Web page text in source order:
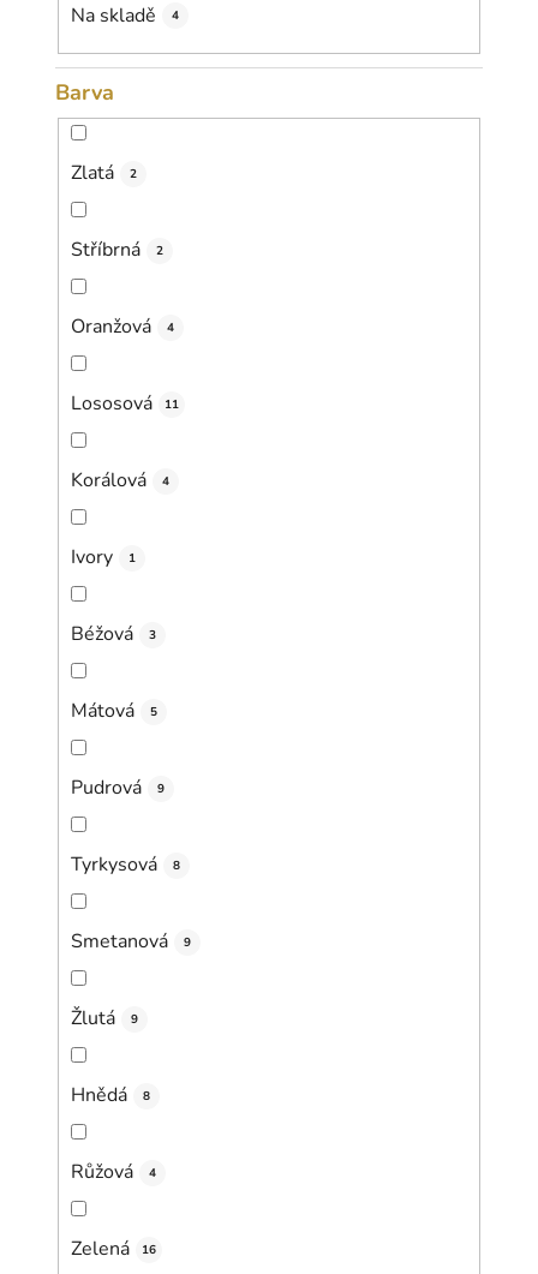
ů
Na skladě 4
Barva
Zlatá 2
Stříbrná 2
Oranžová 4
Lososová 11
Korálová 4
Ivory 1
Béžová 3
Mátová 5
Pudrová 9
Tyrkysová 8
Smetanová 9
Žlutá 9
Hnědá 8
Růžová 4
Zelená 16